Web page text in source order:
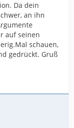
Da dein
an ihn
auf seinen
schauen,
gedrückt. Gruß